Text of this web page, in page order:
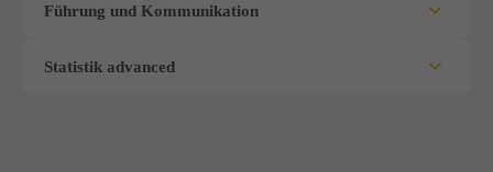
Führung und Kommunikation
Statistik advanced